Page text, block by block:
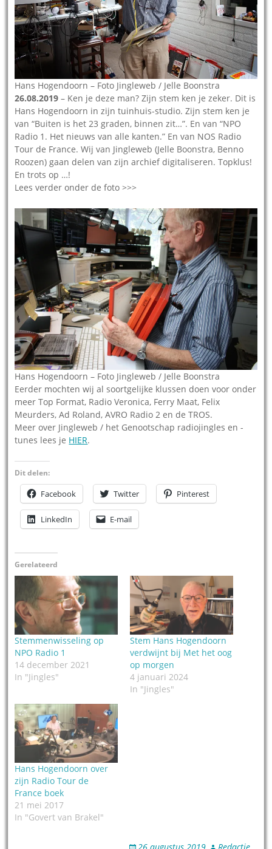
Hans Hogendoorn – Foto Jingleweb / Jelle Boonstra
26.08.2019 – Ken je deze man? Zijn stem ken je zeker. Dit is
Hans Hogendoorn in zijn tuinhuis-studio. Zijn stem ken je
van “Buiten is het 23 graden, binnen zit…”. En van “NPO
Radio 1. Het nieuws van alle kanten.” En van NOS Radio
Tour de France. Wij van Jingleweb (Jelle Boonstra, Benno
Roozen) gaan delen van zijn archief digitaliseren. Topklus!
En trots op …!
Lees verder onder de foto >>>
Hans Hogendoorn – Foto Jingleweb / Jelle Boonstra
Eerder mochten wij al soortgelijke klussen doen voor onder
meer Top Format, Radio Veronica, Ferry Maat, Felix
Meurders, Ad Roland, AVRO Radio 2 en de TROS.
Meer over Jingleweb / het Genootschap radiojingles en -
tunes lees je HIER.
Dit delen:
Facebook Twitter Pinterest
LinkedIn E-mail
Gerelateerd
Stemmenwisseling op
NPO Radio 1
14 december 2021
In "Jingles"
Stem Hans Hogendoorn
verdwijnt bij Met het oog
op morgen
4 januari 2024
In "Jingles"
Hans Hogendoorn over
zijn Radio Tour de
France boek
21 mei 2017
In "Govert van Brakel"
26 augustus 2019 Redactie